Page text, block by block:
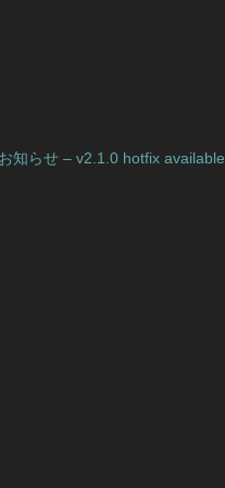
知らせ – v2.1.0 hotfix available